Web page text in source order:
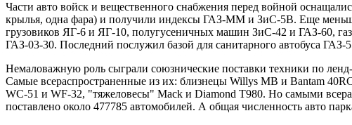
Части авто войск и вещественного снабжения перед войной
крылья, одна фара) и получили индексы ГАЗ-ММ и ЗиС-5В. Еще
грузовиков ЯГ-6 и ЯГ-10, полугусеничных машин ЗиС-42 и ГАЗ-60,
ГАЗ-03-30. Последний послужил базой для санитарного автобуса ГАЗ-
Немаловажную роль сыграли союзнические поставки техники по
Самые всераспространенные из их: близнецы Willys MB и Bantam
WC-51 и WF-32, "тяжеловесы" Mack и Diamond T980. Но самыми
поставлено около 477785 автомобилей. А общая численность авто